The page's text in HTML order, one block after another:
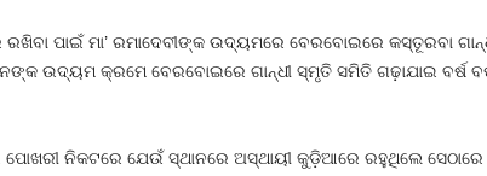
ପାଇଁ ମା’ ରମାଦେବୀଙ୍କ ଉଦ୍ୟମରେ ବେରବୋଇରେ କସ୍ତୂରବା
ଉଦ୍ୟମ କ୍ରମେ ବେରବୋଇରେ ଗାନ୍ଧୀ ସ୍ମୃତି ସମିତି ଗଢ଼ାଯାଇ ବର୍ଷ
ନିକଟରେ ଯେଉଁ ସ୍ଥାନରେ ଅସ୍ଥାୟୀ କୁଡ଼ିଆରେ ରହୁଥିଲେ ସେଠାରେ